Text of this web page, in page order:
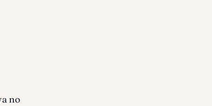
no